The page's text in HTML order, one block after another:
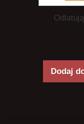
Dodaj